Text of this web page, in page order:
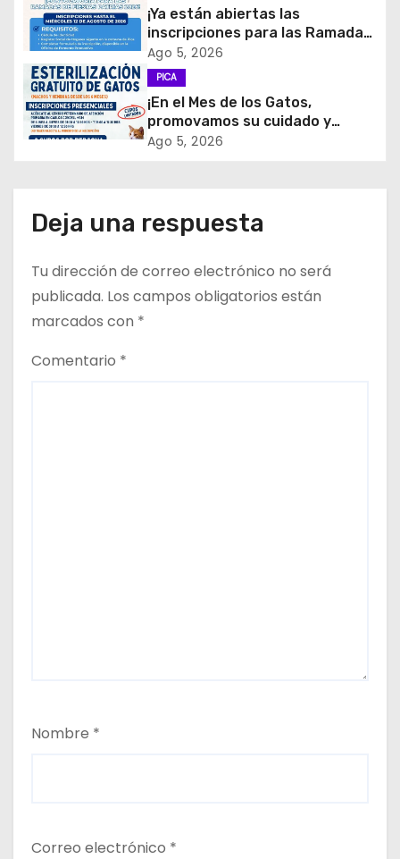
d
e
e
n
r
d
a
s
¡Ya están abiertas las
inscripciones para las Ramadas
de Fiestas Patrias 2026!
Ago 5, 2026
PICA
¡En el Mes de los Gatos,
promovamos su cuidado y
tenencia responsable!
Ago 5, 2026
Deja una respuesta
Tu dirección de correo electrónico no será
publicada. Los campos obligatorios están
marcados con *
Comentario *
Nombre *
Correo electrónico *